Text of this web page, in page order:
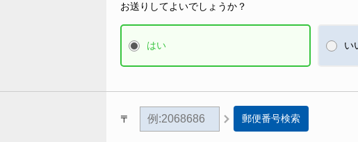
お送りしてよいでしょうか？
はい い
〒 郵便番号検索